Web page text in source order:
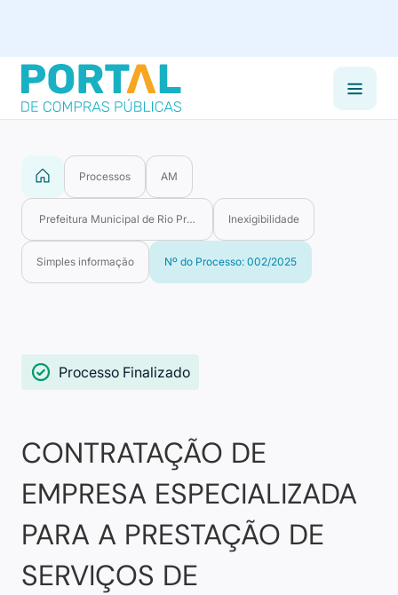
Processos AM
Prefeitura Municipal de Rio Preto da EvaInexigibilidade
Simples informação Nº do Processo: 002/2025
Processo Finalizado
CONTRATAÇÃO DE
EMPRESA ESPECIALIZADA
PARA A PRESTAÇÃO DE
SERVIÇOS DE